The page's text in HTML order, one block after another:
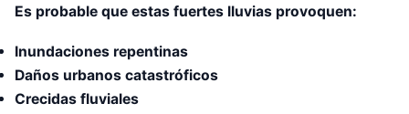
Es probable que estas fuertes lluvias provoquen:
Inundaciones repentinas
Daños urbanos catastróficos
Crecidas fluviales